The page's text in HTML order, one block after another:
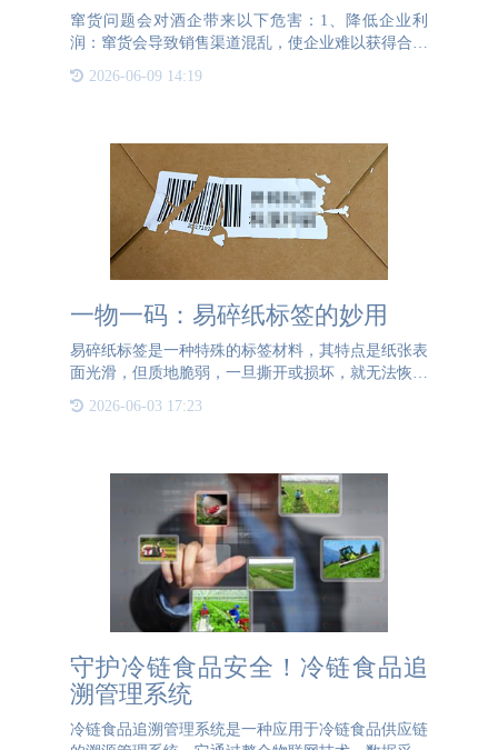
窜货问题会对酒企带来以下危害：1、降低企业利
润：窜货会导致销售渠道混乱，使企业难以获得合理
销售：窜货会打乱经销商之间的销售区域，可能导致
2026-06-09 14:19
一物一码：易碎纸标签的妙用
易碎纸标签是一种特殊的标签材料，其特点是纸张表
面光滑，但质地脆弱，一旦撕开或损坏，就无法恢复
原状。这种特性使得易碎纸标签在防伪领域得到了广
泛应用。当易碎纸标签贴附在产品上后，任何试图移
2026-06-03 17:23
守护冷链食品安全！冷链食品追
溯管理系统
冷链食品追溯管理系统是一种应用于冷链食品供应链